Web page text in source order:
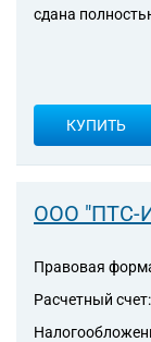
сдана
КУПИТЬ
ООО
Правовая
Расчетный счет: